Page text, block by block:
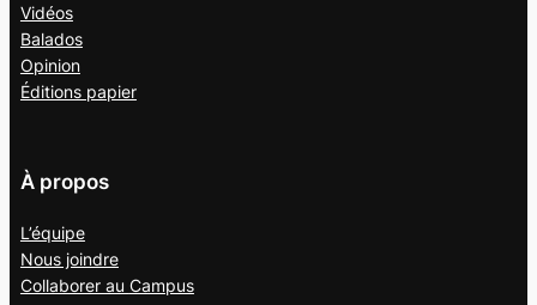
Vidéos
Balados
Opinion
Éditions papier
À propos
L’équipe
Nous joindre
Collaborer au Campus